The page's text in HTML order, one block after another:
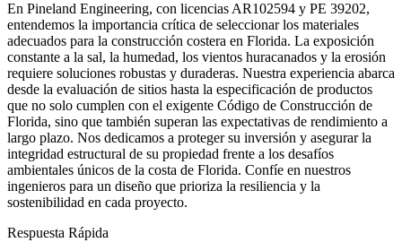
En Pineland Engineering, con licencias AR102594 y PE 39202,
entendemos la importancia crítica de seleccionar los materiales
adecuados para la construcción costera en Florida. La exposición
constante a la sal, la humedad, los vientos huracanados y la erosión
requiere soluciones robustas y duraderas. Nuestra experiencia abarca
desde la evaluación de sitios hasta la especificación de productos
que no solo cumplen con el exigente Código de Construcción de
Florida, sino que también superan las expectativas de rendimiento a
largo plazo. Nos dedicamos a proteger su inversión y asegurar la
integridad estructural de su propiedad frente a los desafíos
ambientales únicos de la costa de Florida. Confíe en nuestros
ingenieros para un diseño que prioriza la resiliencia y la
sostenibilidad en cada proyecto.
Respuesta Rápida